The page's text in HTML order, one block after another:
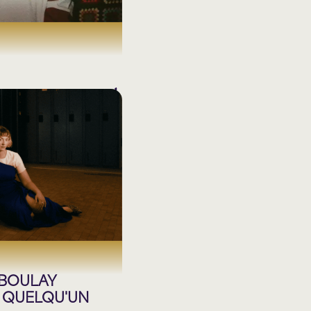
LES ARTISTES
EN
NOMINATION